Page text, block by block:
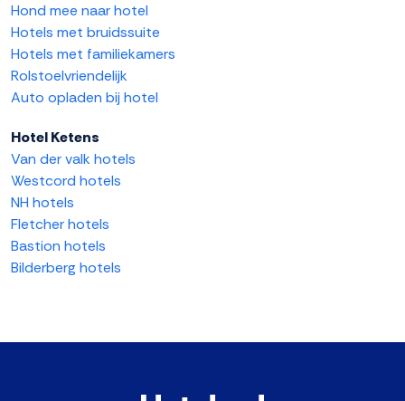
Hond mee naar hotel
Hotels met bruidssuite
Hotels met familiekamers
Rolstoelvriendelijk
Auto opladen bij hotel
Hotel Ketens
Van der valk hotels
Westcord hotels
NH hotels
Fletcher hotels
Bastion hotels
Bilderberg hotels